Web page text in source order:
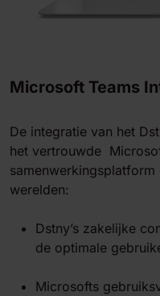
Microsoft Teams
De integratie van het
het vertrouwde
werelden:
Dstny’s zakelijke
de optimale
Microsofts